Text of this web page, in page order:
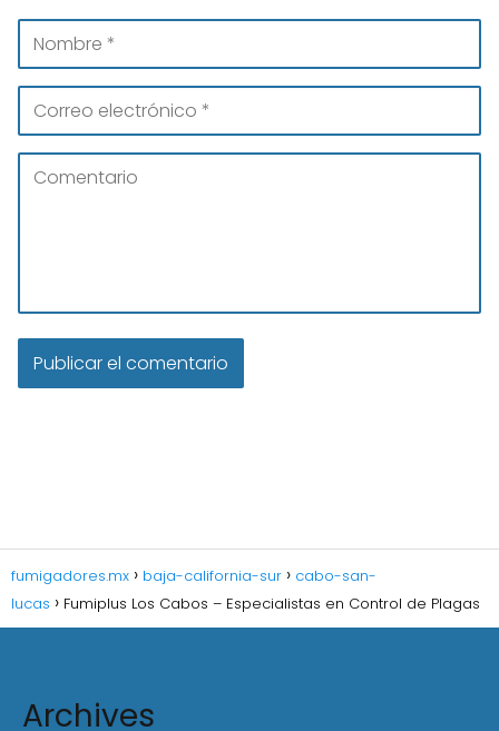
fumigadores.mx baja-california-sur
cabo-san-
lucas
Fumiplus Los Cabos – Especialistas en Control de Plagas
Archives